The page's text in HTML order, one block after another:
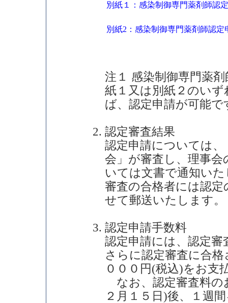
別紙１：感染制御専門薬剤師認
別紙2：感染制御専門薬剤師認
注１ 感染制御専門薬
紙１又は別紙２のい
ば、認定申請が可能で
認定審査結果
認定申請については、
会」が審査し、理事
いては文書で通知い
審査の合格者には認
せて郵送いたします。
認定申請手数料
認定申請には、認定
さらに認定審査に合
０００円(税込)をお支
なお、認定審査料の
２月１５日)後、１週